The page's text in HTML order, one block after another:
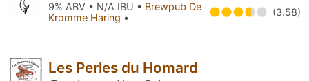
9% ABV • N/A IBU • Brewpub De
Kromme Haring • (3.58)
Les Perles du Homard